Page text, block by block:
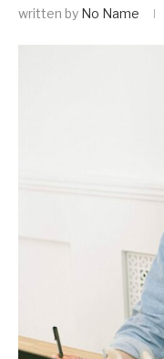
written by No Name